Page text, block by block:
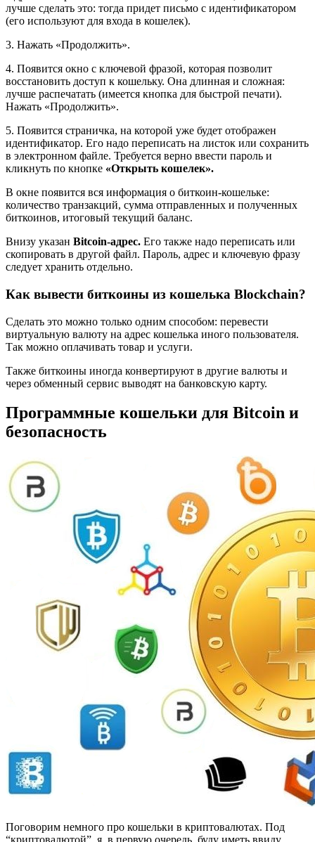
лучше сделать это: тогда придет письмо с идентификатором
(его используют для входа в кошелек).
3. Нажать «Продолжить».
4. Появится окно с ключевой фразой, которая позволит
восстановить доступ к кошельку. Она длинная и сложная:
лучше распечатать (имеется кнопка для быстрой печати).
Нажать «Продолжить».
5. Появится страничка, на которой уже будет отображен
идентификатор. Его надо переписать на листок или сохранить
в электронном файле. Требуется верно ввести пароль и
кликнуть по кнопке «Открыть кошелек».
В окне появится вся информация о биткоин-кошельке:
количество транзакций, сумма отправленных и полученных
биткоинов, итоговый текущий баланс.
Внизу указан Bitcoin-адрес. Его также надо переписать или
скопировать в другой файл. Пароль, адрес и ключевую фразу
следует хранить отдельно.
Как вывести биткоины из кошелька Blockchain?
Сделать это можно только одним способом: перевести
виртуальную валюту на адрес кошелька иного пользователя.
Так можно оплачивать товар и услуги.
Также биткоины иногда конвертируют в другие валюты и
через обменный сервис выводят на банковскую карту.
Программные кошельки для Bitcoin и
безопасность
Поговорим немного про кошельки в криптовалютах. Под